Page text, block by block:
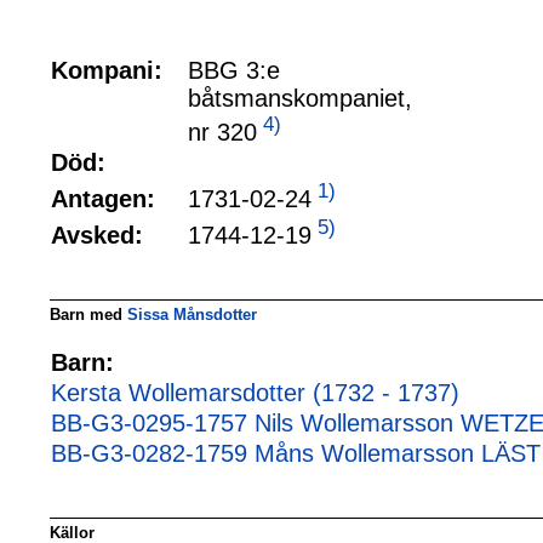
Kompani:
BBG 3:e
båtsmanskompaniet,
nr 320 4)
Död:
Antagen:
1731-02-24 1)
Avsked: 1744-12-19 5)
Barn med Sissa Månsdotter
Barn:
Kersta Wollemarsdotter (1732 - 1737)
BB-G3-0295-1757 Nils Wollemarsson
BB-G3-0282-1759 Måns Wollemarsson
Källor